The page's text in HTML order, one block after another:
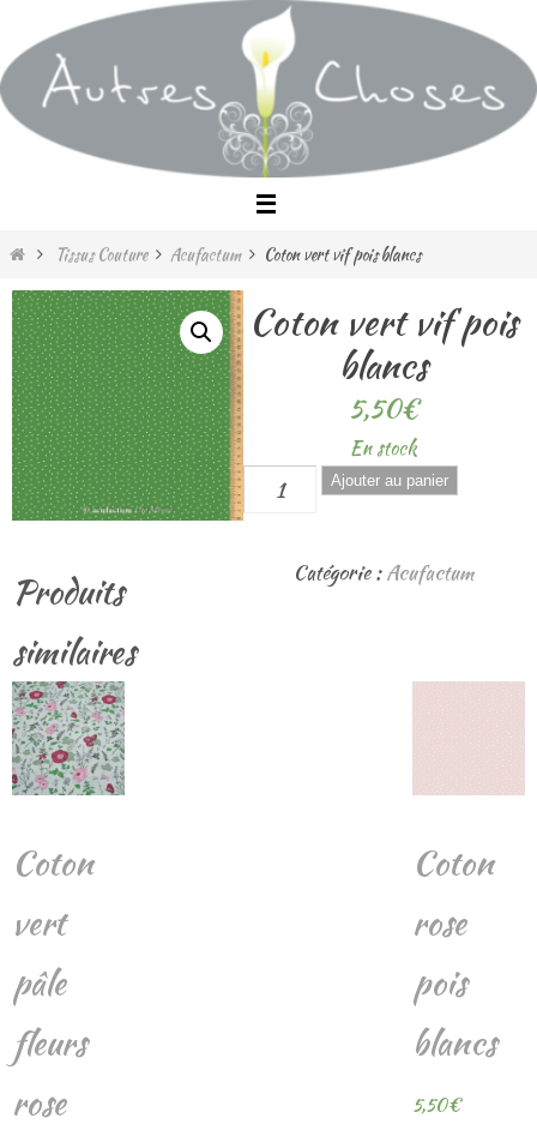
vers
le
contenu
HomeTissus Couture Acufactum Coton vert vif pois blancs
Coton vert vif pois
blancs
5,50€
En stock
quantité
de
Ajouter au panier
Catégorie :Acufactum
Produits
similaires
Coton
vert
pâle
fleurs
rose
Coton
rose
pois
blancs
5,50€